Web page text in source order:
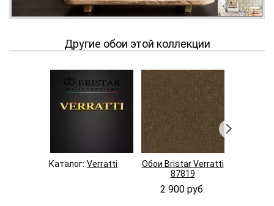
Другие обои этой коллекции
Каталог: Verratti
Обои Bristar Verratti
87819
2 900 руб.